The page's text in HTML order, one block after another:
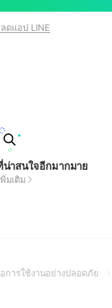
ดแอป LINE
าสนใจอีกมากมาย
พิ่มเติม
การใช้งานอย่างปลอดภัย